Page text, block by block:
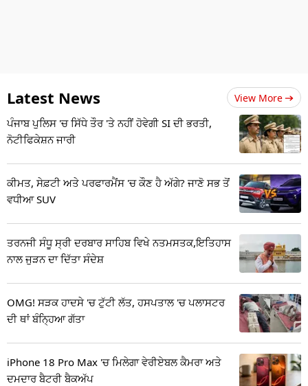
Latest News View More
ਪੰਜਾਬ ਪੁਲਿਸ 'ਚ ਸਿੱਧੇ ਤੌਰ 'ਤੇ ਨਹੀਂ ਹੋਵੇਗੀ SI ਦੀ ਭਰਤੀ,
ਨੋਟੀਫਿਕੇਸ਼ਨ ਜਾਰੀ
ਕੀਮਤ, ਸੇਫ਼ਟੀ ਅਤੇ ਪਰਫਾਰਮੈਂਸ 'ਚ ਕੌਣ ਹੈ ਅੱਗੇ? ਜਾਣੋ ਸਭ ਤੋਂ
ਵਧੀਆ SUV
ਤਰਨਜੀ ਸੰਧੂ ਸ੍ਰੀ ਦਰਬਾਰ ਸਾਹਿਬ ਵਿਖੇ ਨਤਮਸਤਕ,ਇਤਿਹਾਸ
ਨਾਲ ਜੁੜਨ ਦਾ ਦਿੱਤਾ ਸੰਦੇਸ਼
OMG! ਸੜਕ ਹਾਦਸੇ 'ਚ ਟੁੱਟੀ ਲੱਤ, ਹਸਪਤਾਲ 'ਚ ਪਲਾਸਟਰ
ਦੀ ਥਾਂ ਬੰਨ੍ਹਿਆ ਗੱਤਾ
iPhone 18 Pro Max 'ਚ ਮਿਲੇਗਾ ਵੇਰੀਏਬਲ ਕੈਮਰਾ ਅਤੇ
ਦਮਦਾਰ ਬੈਟਰੀ ਬੈਕਅੱਪ